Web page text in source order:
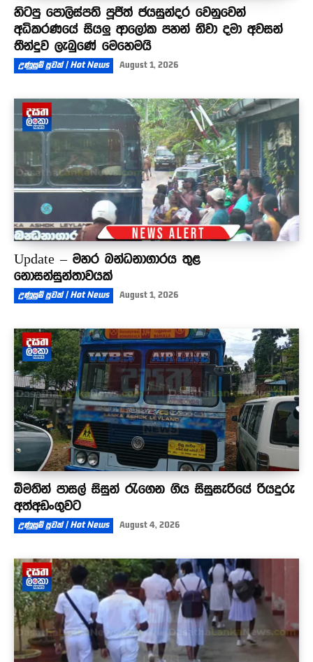
හිටපු පොලිස්පති පූජිත් ජයසුන්දර වෙනුවෙන්
අධිකරණයේ සියලු ආලෝක පහන් නිවා දමා අවසන්
තීන්දුව ලැබුණේ මෙහෙමයි
උණුසුම් පුවත් | Hot News August 1, 2026
Update – මහර බන්ධනාගාරය තුළ
නොසන්සුන්තාවයක්
උණුසුම් පුවත් | Hot News August 1, 2026
බීමතින් පාසල් සිසුන් රැගෙන ගිය සිසුසැරියේ රියදුරු
අත්අඩංගුවට
උණුසුම් පුවත් | Hot News August 4, 2026